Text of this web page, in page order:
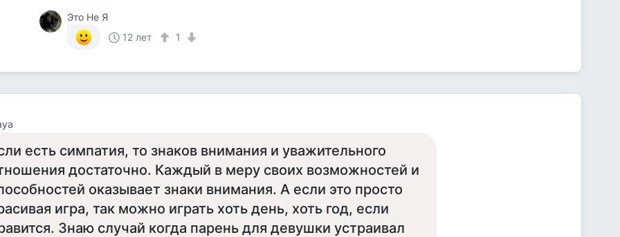
Это Не Я
12 лет
1
есть симпатия, то знаков внимания и уважительного
достаточно. Каждый в меру своих возможностей и
оказывает знаки внимания. А если это просто
игра, так можно играть хоть день, хоть год, если
Знаю случай когда парень для девушки устраивал